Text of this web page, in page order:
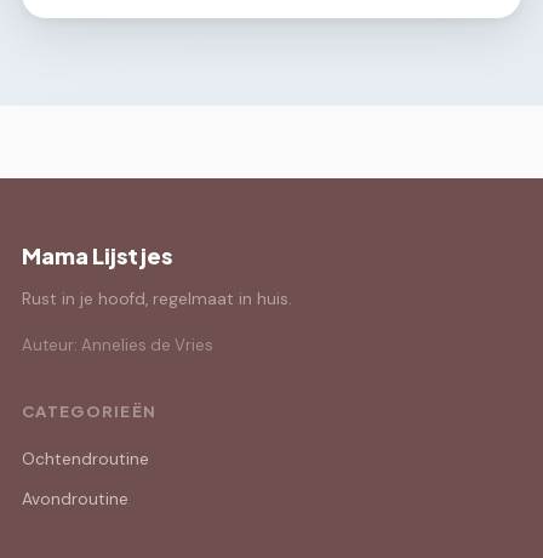
Mama Lijstjes
Rust in je hoofd, regelmaat in huis.
Auteur: Annelies de Vries
CATEGORIEËN
Ochtendroutine
Avondroutine